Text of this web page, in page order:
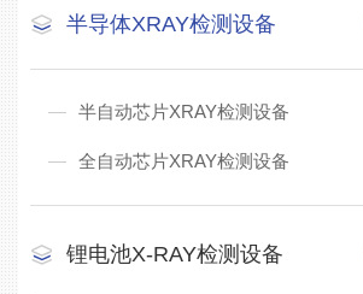
半导体XRAY检测设备
半自动芯片XRAY检测设备
全自动芯片XRAY检测设备
锂电池X-RAY检测设备